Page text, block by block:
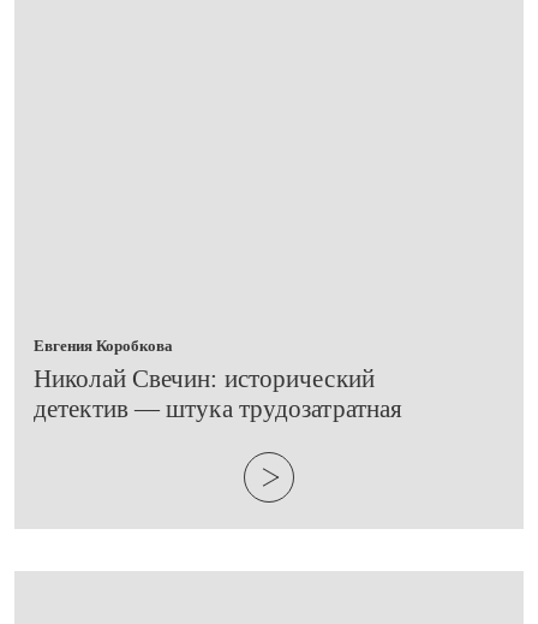
Евгения Коробкова
Николай Свечин: исторический
детектив — штука трудозатратная